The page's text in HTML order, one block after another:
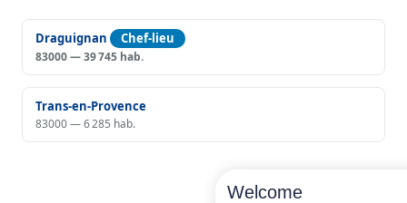
Draguignan Chef-lieu
83000 — 39 745 hab.
Trans-en-Provence
83000 — 6 285 hab.
Welcome